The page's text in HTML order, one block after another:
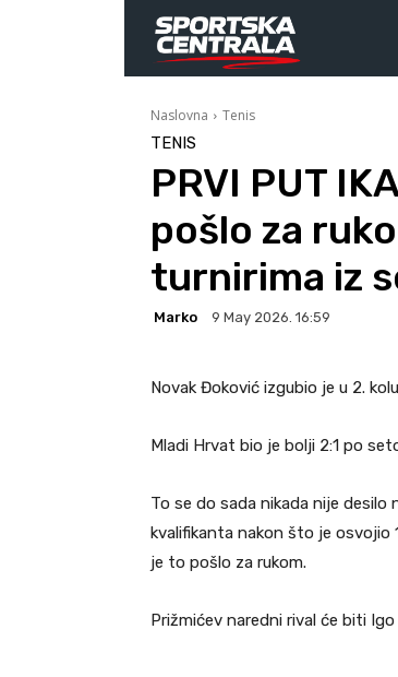
Naslovna Tenis
TENIS
PRVI PUT
pošlo za
turnirima iz
Marko 9 May 2026. 16:59
Novak Đoković izgubio je u 2.
Mladi Hrvat bio je bolji 2:1 po
To se do sada nikada nije desilo
kvalifikanta nakon što je osvojio
je to pošlo za rukom.
Prižmićev naredni rival će biti